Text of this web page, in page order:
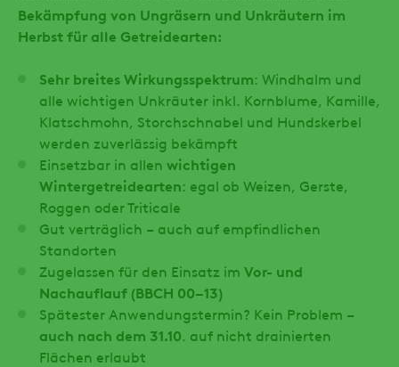
Bekämpfung von Ungräsern und Unkräutern im
Herbst für alle Getreidearten:
Sehr breites Wirkungsspektrum: Windhalm und
alle wichtigen Unkräuter inkl. Kornblume, Kamille,
Klatschmohn, Storchschnabel und Hundskerbel
werden zuverlässig bekämpft
Einsetzbar in allen wichtigen
Wintergetreidearten: egal ob Weizen, Gerste,
Roggen oder Triticale
Gut verträglich – auch auf empfindlichen
Standorten
Zugelassen für den Einsatz im Vor- und
Nachauflauf (BBCH 00–13)
Spätester Anwendungstermin? Kein Problem –
auch nach dem 31.10. auf nicht drainierten
Flächen erlaubt